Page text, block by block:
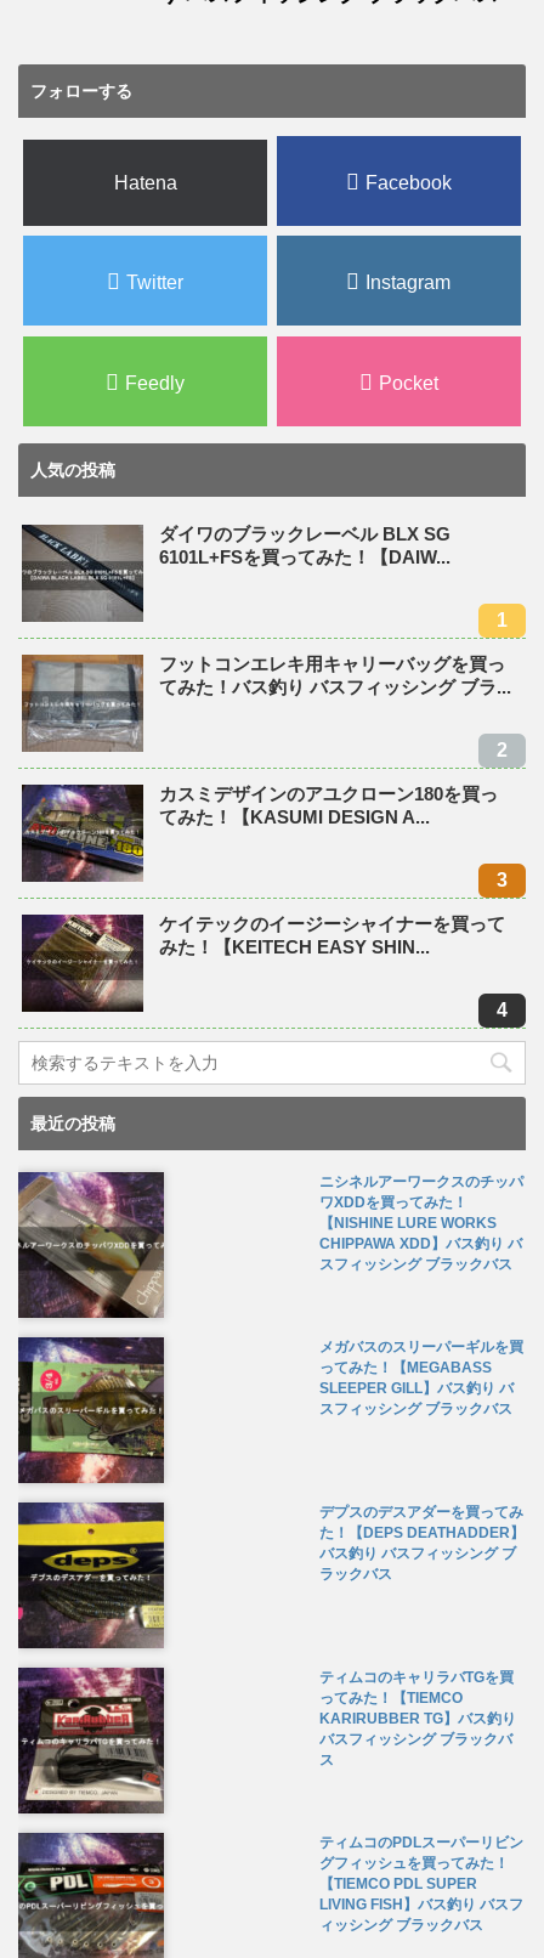
フォローする
Hatena Facebook
Twitter Instagram
Feedly Pocket
人気の投稿
ダイワのブラックレーベル BLX SG
6101L+FSを買ってみた！【DAIW...
フットコンエレキ用キャリーバッグを買っ
てみた！バス釣り バスフィッシング ブラ...
カスミデザインのアユクローン180を買っ
てみた！【KASUMI DESIGN A...
ケイテックのイージーシャイナーを買って
みた！【KEITECH EASY SHIN...
最近の投稿
ニシネルアーワークスのチッパ
ワXDDを買ってみた！
【NISHINE LURE WORKS
CHIPPAWA XDD】バス釣り バ
スフィッシング ブラックバス
メガバスのスリーパーギルを買
ってみた！【MEGABASS
SLEEPER GILL】バス釣り バ
スフィッシング ブラックバス
デプスのデスアダーを買ってみ
た！【DEPS DEATHADDER】
バス釣り バスフィッシング ブ
ラックバス
ティムコのキャリラバTGを買
ってみた！【TIEMCO
KARIRUBBER TG】バス釣り
バスフィッシング ブラックバ
ス
ティムコのPDLスーパーリビン
グフィッシュを買ってみた！
【TIEMCO PDL SUPER
LIVING FISH】バス釣り バスフ
ィッシング ブラックバス